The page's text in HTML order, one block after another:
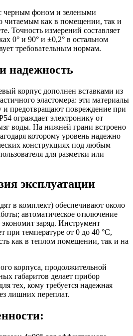
черным фоном и зелеными
читаемым как в помещении, так и
Точность измерений составляет
0° и 90° и ±0,2° в остальном
требовательным нормам.
надежность
корпус дополнен вставками из
эластомера: эти материалы
и предотвращают повреждение при
ограждает электронику от
воды. На нижней грани встроено
которому уровень надежно
конструкциях под любым
для разметки или
эксплуатации
в комплект) обеспечивают около
автоматическое отключение
заряд. Инструмент
при температуре от 0 до 40 °C,
как в теплом помещении, так и на
корпуса, продолжительной
габаритов делает прибор
тех, кому требуется надежная
лишних переплат.